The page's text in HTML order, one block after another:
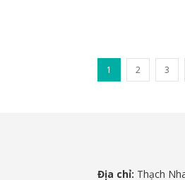
1 2 3
Địa chỉ: Thạch